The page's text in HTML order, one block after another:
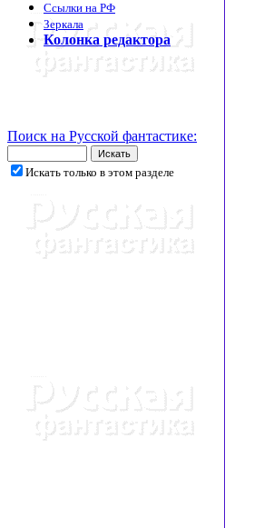
Ссылки на РФ
Зеркала
Колонка редактора
Поиск на Русской фантастике:
Искать только в этом разделе